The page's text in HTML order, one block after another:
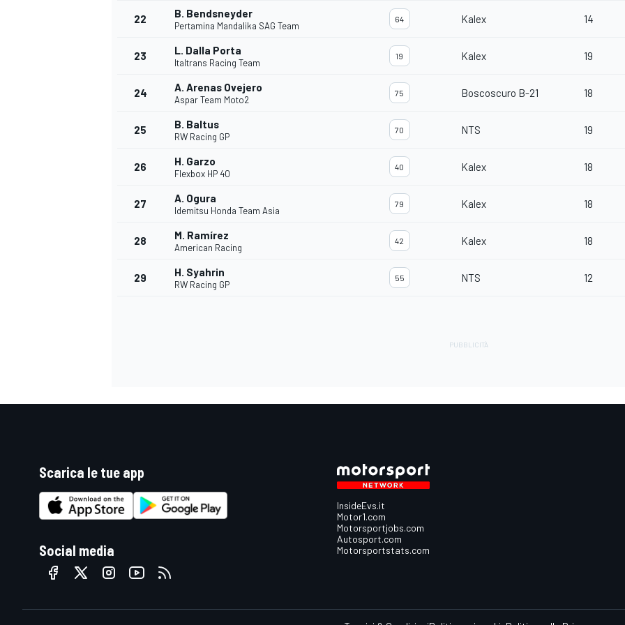
ENDURANCE/GT
MONOMARCA
22 B. Bendsneyder
Pertamina Mandalika SAG Team
64 Kalex 14
23 L. Dalla Porta
Italtrans Racing Team
19 Kalex 19
24 A. Arenas Ovejero
Aspar Team Moto2
75 Boscoscuro B-21 18
25 B. Baltus
RW Racing GP
70 NTS 19
26 H. Garzo
Flexbox HP 40
40 Kalex 18
27 A. Ogura
Idemitsu Honda Team Asia
79 Kalex 18
28 M. Ramírez
American Racing
42 Kalex 18
29 H. Syahrin
RW Racing GP
55 NTS 12
Scarica le tue app
Social media
InsideEvs.it
Motor1.com
Motorsportjobs.com
Autosport.com
Motorsportstats.com